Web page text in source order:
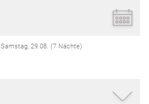
Samstag, 29.08. (7 Nächte)